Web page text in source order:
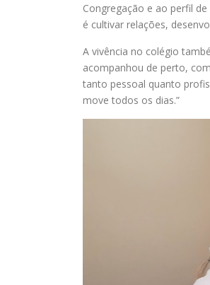
Congregação e ao perfil
é cultivar relações,
A vivência no colégio
acompanhou de perto,
tanto pessoal quanto
move todos os dias.”